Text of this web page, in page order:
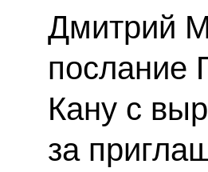
Дмитрий
послание
Кану с
за